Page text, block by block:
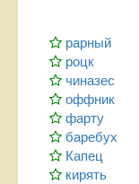
рарный
роцк
чиназес
оффник
фарту
баребух
Капец
кирять